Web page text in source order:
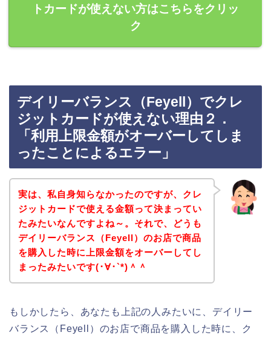
トカードが使えない方はこちらをクリッ
ク
デイリーバランス（Feyell）でクレ
ジットカードが使えない理由２．
「利用上限金額がオーバーしてしま
ったことによるエラー」
実は、私自身知らなかったのですが、クレ
ジットカードで使える金額って決まってい
たみたいなんですよね～。それで、どうも
デイリーバランス（Feyell）のお店で商品
を購入した時に上限金額をオーバーしてし
まったみたいです(･∀･`*)＾＾
もしかしたら、あなたも上記の人みたいに、デイリー
バランス（Feyell）のお店で商品を購入した時に、ク